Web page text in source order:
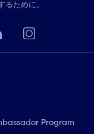
るために。
Program